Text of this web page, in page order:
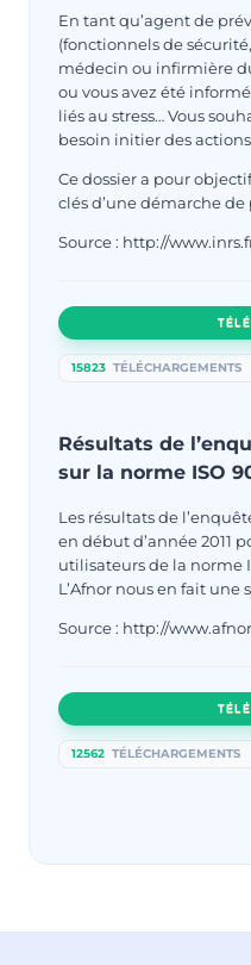
En tant qu’agent de
(fonctionnels de
médecin ou infirmière
ou vous avez été
liés au stress… Vous
besoin initier des
Ce dossier a pour
clés d’une démarche
Source : http://
15823 TÉLÉCHARGEMENTS
Résultats de
sur la norme ISO
Les résultats de
en début d’année 2011
utilisateurs de la norme
L’Afnor nous en fait une
Source : http://
12562 TÉLÉCHARGEMENTS